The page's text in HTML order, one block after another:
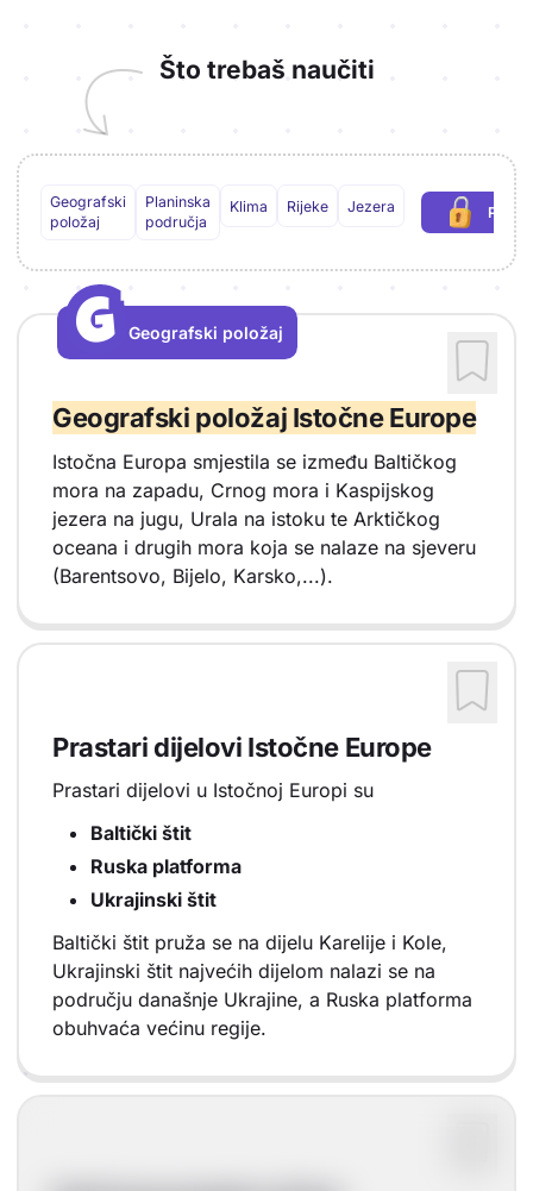
Što trebaš naučiti
Geografski
položaj
Planinska
područja
Klima Rijeke Jezera
G
G
Geografski položaj
Geografski položaj Istočne Europe
Istočna Europa smjestila se između Baltičkog
mora na zapadu, Crnog mora i Kaspijskog
jezera na jugu, Urala na istoku te Arktičkog
oceana i drugih mora koja se nalaze na sjeveru
(Barentsovo, Bijelo, Karsko,...).
Prastari dijelovi Istočne Europe
Prastari dijelovi u Istočnoj Europi su
Baltički štit
Ruska platforma
Ukrajinski štit
Baltički štit pruža se na dijelu Karelije i Kole,
Ukrajinski štit najvećih dijelom nalazi se na
području današnje Ukrajine, a Ruska platforma
obuhvaća većinu regije.